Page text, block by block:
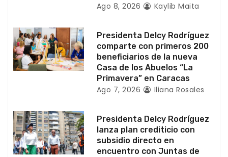
t
r
a
a
s
Ago 8, 2026 Kaylib Maita
Presidenta Delcy Rodríguez
comparte con primeros 200
beneficiarios de la nueva
Casa de los Abuelos “La
Primavera” en Caracas
Ago 7, 2026 Iliana Rosales
Presidenta Delcy Rodríguez
lanza plan crediticio con
subsidio directo en
encuentro con Juntas de